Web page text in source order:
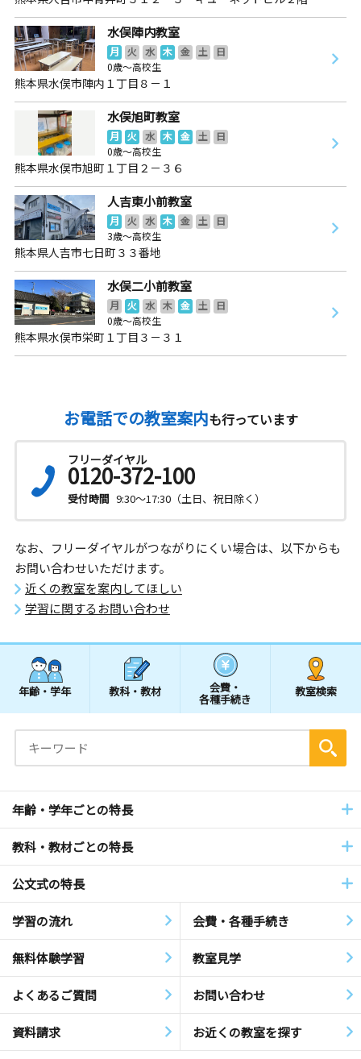
水俣陣内教室
月 火 水 木 金 土
日
0歳～高校生
熊本県水俣市陣内１丁目８－１
水俣旭町教室
月 火 水 木 金 土
日
0歳～高校生
熊本県水俣市旭町１丁目２－３６
人吉東小前教室
月 火 水 木 金 土
日
3歳～高校生
熊本県人吉市七日町３３番地
水俣二小前教室
月 火 水 木 金 土
日
0歳～高校生
熊本県水俣市栄町１丁目３－３１
お電話での教室案内も行っています
フリーダイヤル
0120-372-100
受付時間 9:30～17:30（土日、祝日除く）
なお、フリーダイヤルがつながりにくい場合は、以下からも
お問い合わせいただけます。
近くの教室を案内してほしい
学習に関するお問い合わせ
年齢・学年 教科・教材 会費・
各種手続き
教室検索
年齢・学年ごとの特長
教科・教材ごとの特長
公文式の特長
学習の流れ 会費・各種手続き
無料体験学習 教室見学
よくあるご質問 お問い合わせ
資料請求 お近くの教室を探す